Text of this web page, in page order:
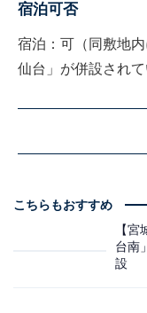
宿泊可否
宿泊：可（同敷地
仙台」が併設されて
こちらもおすすめ
【
台南
設